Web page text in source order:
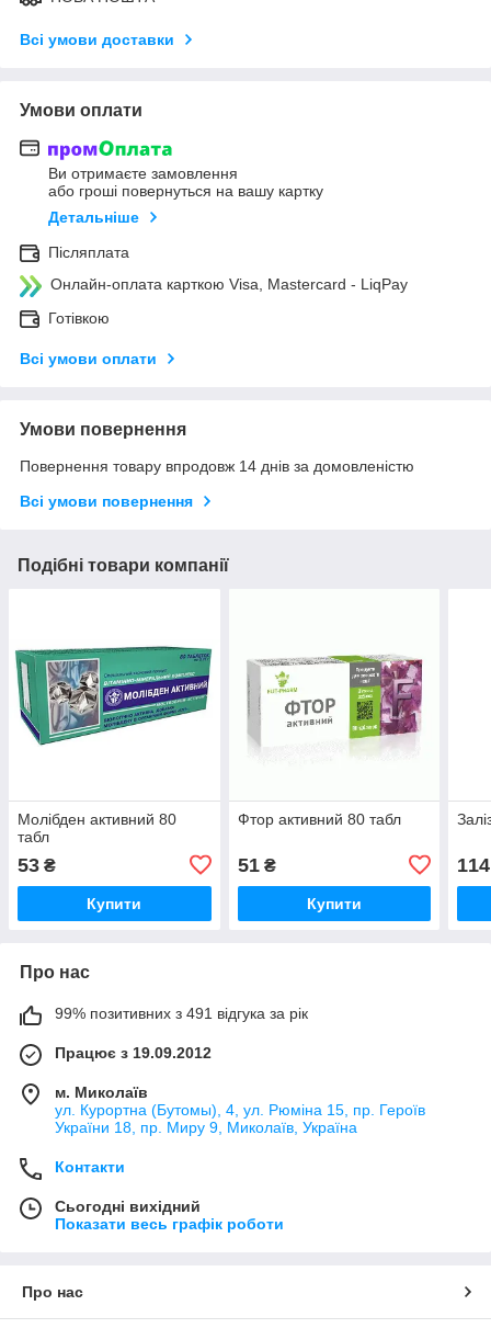
Всі умови доставки
Умови оплати
Ви отримаєте замовлення
або гроші повернуться на вашу картку
Детальніше
Післяплата
Онлайн-оплата карткою Visa, Mastercard - LiqPay
Готівкою
Всі умови оплати
Умови повернення
Повернення товару впродовж 14 днів за домовленістю
Всі умови повернення
Подібні товари компанії
Молібден активний 80
табл
53 ₴
Купити
Фтор активний 80 табл
51₴
Купити
114
Про нас
99% позитивних з 491 відгука за рік
Працює з 19.09.2012
м. Миколаїв
ул. Курортна (Бутомы), 4, ул. Рюміна 15, пр. Героїв
України 18, пр. Миру 9, Миколаїв, Україна
Контакти
Сьогодні вихідний
Показати весь графік роботи
Про нас